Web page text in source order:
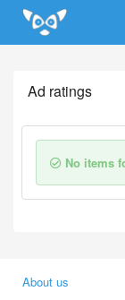
Update cookies
Ad ratings
No items
About us